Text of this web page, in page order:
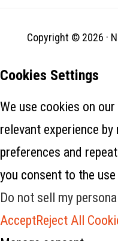
Copyright © 2026 ·
Cookies Settings
We use cookies on
relevant experience
preferences and
you consent to the
Do not sell my
AcceptReject All